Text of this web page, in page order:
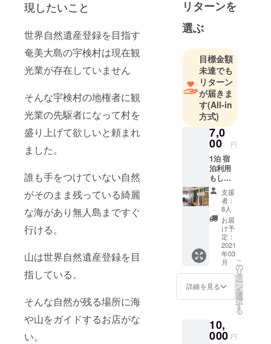
現したいこと
世界自然遺産登録を目指す
奄美大島の宇検村は現在観
光業が存在していません
そんな宇検村の地権者に観
光業の先駆者になって村を
盛り上げて欲しいと頼まれ
ました。
誰も手をつけていない自然
がそのまま残っている綺麗
な海があり無人島まですぐ
行ける。
山は世界自然遺産登録を目
指している。
そんな自然が残る場所に海
や山をガイドするお店がな
い。
住していま
した。
もっともっ
と自分の能
力を高めお
客様に楽し
んでいただ
ける、最高
の思い出に
なったと言
われるお店
にしていき
たいです。
リターンを
選ぶ
目標金額
未達でも
リターン
が届きま
す(All-in
方式)
7,0
00 円
1泊 宿
泊利用
もしく
は マリ
ンアク
ティビ
ティ利
用 （ カ
ヤック
SUP）
とシュ
ノーケ
ル 1回
お試し
できま
支援
者：
8人
お届
け予
定：
2021
年03
月
詳細を見る
こ
の
リ
タ
ー
ン
を
選
択
す
る
10,
000 円